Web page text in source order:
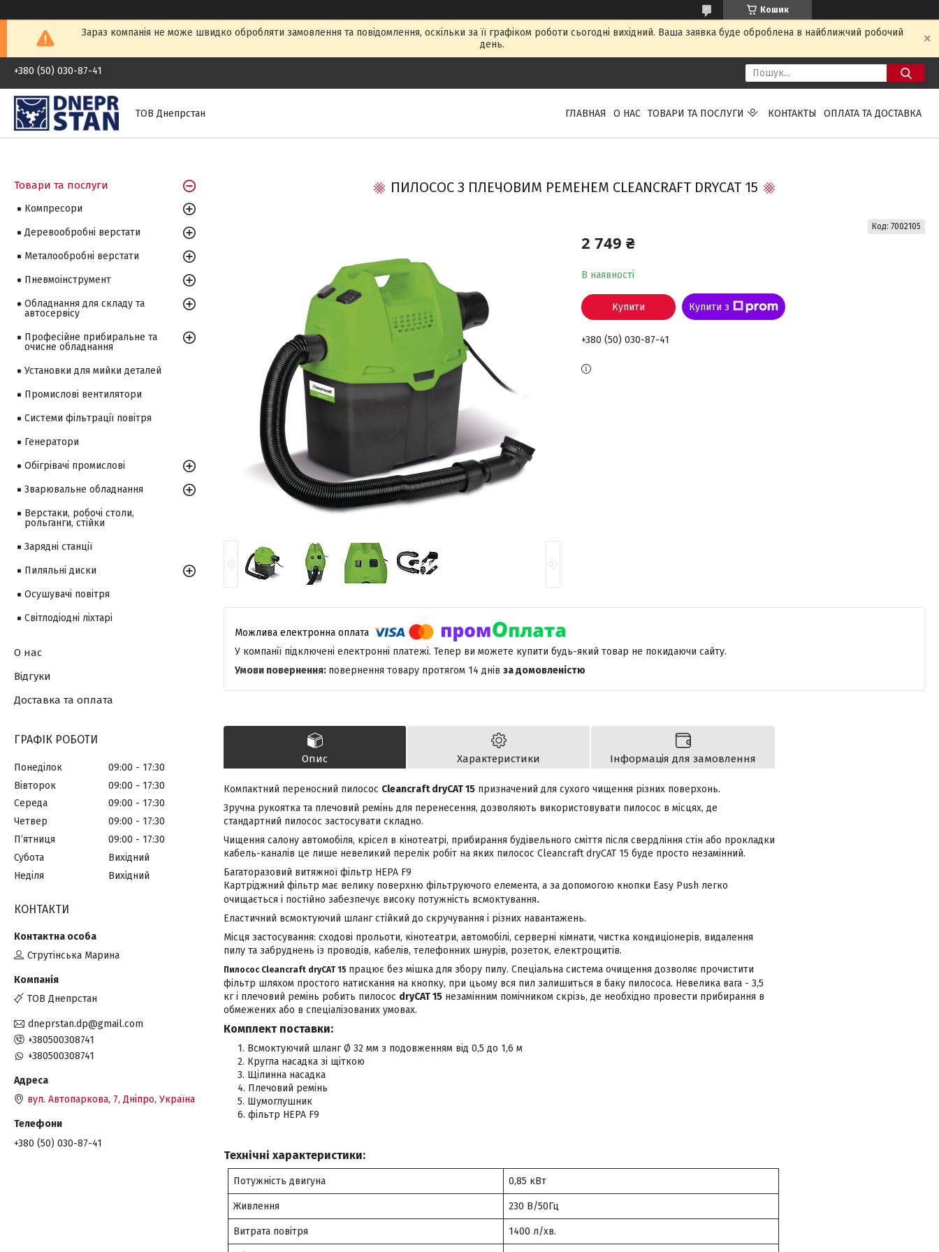
Кошик
Зараз компанія не може швидко обробляти замовлення та повідомлення, оскільки за її графіком роботи сьогодні вихідний. Ваша заявка буде оброблена в найближчий робочий
день.
+380 (50) 030-87-41
ТОВ Днепрстан ГЛАВНАЯ О НАС ТОВАРИ ТА ПОСЛУГИ КОНТАКТЫ ОПЛАТА ТА ДОСТАВКА
ПИЛОСОС З ПЛЕЧОВИМ РЕМЕНЕМ CLEANCRAFT DRYCAT 15
2 749 ₴
В наявності
Код: 7002105
Купити Купити з
+380 (50) 030-87-41
У компанії підключені електронні платежі. Тепер ви можете купити будь-який товар не покидаючи сайту.
повернення товару протягом 14 днів за домовленістю
Опис Характеристики Інформація для замовлення
Компактний переносний пилосос Сleancraft dryCAT 15 призначений для сухого чищення різних поверхонь.
Зручна рукоятка та плечовий ремінь для перенесення, дозволяють використовувати пилосос в місцях, де
стандартний пилосос застосувати складно.
Чищення салону автомобіля, крісел в кінотеатрі, прибирання будівельного сміття після свердління стін або прокладки
кабель-каналів це лише невеликий перелік робіт на яких пилосос Сleancraft dryCAT 15 буде просто незамінний.
Багаторазовий витяжної фільтр HEPA F9
Картріджний фільтр має велику поверхню фільтруючого елемента, а за допомогою кнопки Easy Push легко
очищається і постійно забезпечує високу потужність всмоктування.
Еластичний всмоктуючий шланг стійкий до скручування і різних навантажень.
Місця застосування: сходові прольоти, кінотеатри, автомобілі, серверні кімнати, чистка кондиціонерів, видалення
пилу та забруднень із проводів, кабелів, телефонних шнурів, розеток, електрощитів.
Пилосос Cleancraft dryCAT 15 працює без мішка для збору пилу. Спеціальна система очищення дозволяє прочистити
фільтр шляхом простого натискання на кнопку, при цьому вся пил залишиться в баку пилососа. Невелика вага - 3,5
кг і плечовий ремінь робить пилосос dryCAT 15 незамінним помічником скрізь, де необхідно провести прибирання в
обмежених або в спеціалізованих умовах.
Комплект поставки:
Всмоктуючий шланг Ø 32 мм з подовженням від 0,5 до 1,6 м
Кругла насадка зі щіткою
Щілинна насадка
Плечовий ремінь
Шумоглушник
фільтр НЕРА F9
Технічні характеристики:
Потужність двигуна 0,85 кВт
Живлення 230 В/50Гц
Витрата повітря 1400 л/хв.
Товари та послуги
Компресори
Деревообробні верстати
Металообробні верстати
Пневмоінструмент
Обладнання для складу та
автосервісу
Професійне прибиральне та
очисне обладнання
Установки для мийки деталей
Промислові вентилятори
Системи фільтрації повітря
Генератори
Обігрівачі промислові
Зварювальне обладнання
Верстаки, робочі столи,
рольганги, стійки
Зарядні станції
Пиляльні диски
Осушувачі повітря
Світлодіодні ліхтарі
О нас
Відгуки
Доставка та оплата
ГРАФІК РОБОТИ
Понеділок 09:00
17:30
Вівторок
09:00
17:30
Середа
09:00
17:30
Четвер
09:00
17:30
Пʼятниця
09:00
17:30
Субота
Вихідний
Неділя
Вихідний
КОНТАКТИ
Струтінська Марина
ТОВ Днепрстан
dneprstan.dp@gmail.com
+380500308741
+380500308741
вул. Автопаркова, 7, Дніпро, Україна
+380 (50) 030-87-41